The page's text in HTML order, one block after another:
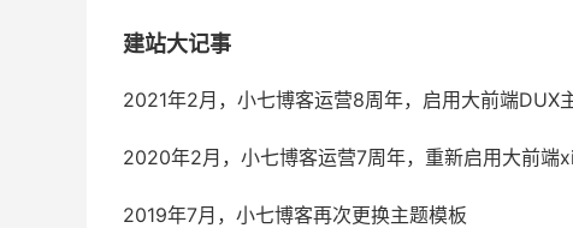
建站大记事
2021年2月，小七博客运营8周年，启用大前端DUX
2020年2月，小七博客运营7周年，重新启用大前端
2019年7月，小七博客再次更换主题模板